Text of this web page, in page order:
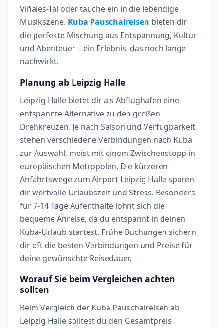
Viñales-Tal oder tauche ein in die lebendige
Musikszene. Kuba Pauschalreisen bieten dir
die perfekte Mischung aus Entspannung, Kultur
und Abenteuer – ein Erlebnis, das noch lange
nachwirkt.
Planung ab Leipzig Halle
Leipzig Halle bietet dir als Abflughafen eine
entspannte Alternative zu den großen
Drehkreuzen. Je nach Saison und Verfügbarkeit
stehen verschiedene Verbindungen nach Kuba
zur Auswahl, meist mit einem Zwischenstopp in
europäischen Metropolen. Die kürzeren
Anfahrtswege zum Airport Leipzig Halle sparen
dir wertvolle Urlaubszeit und Stress. Besonders
für 7-14 Tage Aufenthalte lohnt sich die
bequeme Anreise, da du entspannt in deinen
Kuba-Urlaub startest. Frühe Buchungen sichern
dir oft die besten Verbindungen und Preise für
deine gewünschte Reisedauer.
Worauf Sie beim Vergleichen achten
sollten
Beim Vergleich der Kuba Pauschalreisen ab
Leipzig Halle solltest du den Gesamtpreis